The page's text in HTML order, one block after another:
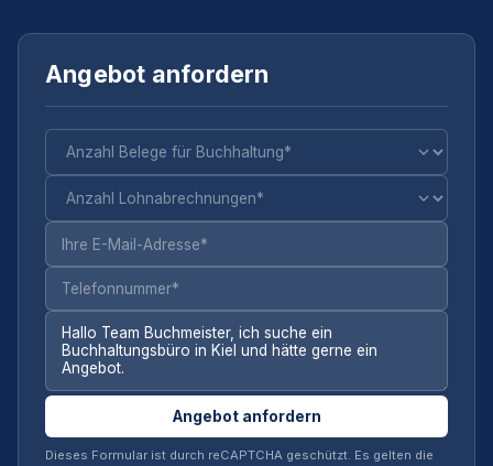
Angebot anfordern
Angebot anfordern
Dieses Formular ist durch reCAPTCHA geschützt. Es gelten die